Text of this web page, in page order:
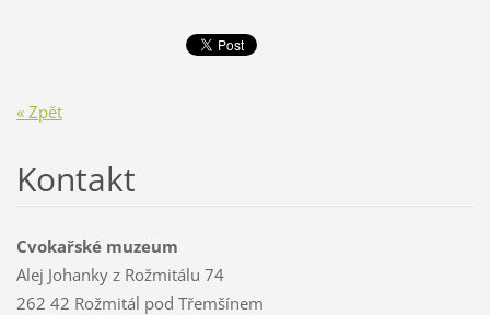
« Zpět
Kontakt
Cvokařské muzeum
Alej Johanky z Rožmitálu 74
262 42 Rožmitál pod Třemšínem